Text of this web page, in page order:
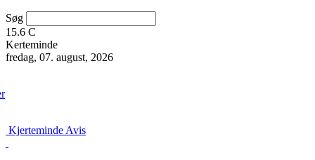
Søg
15.6 C
Kerteminde
fredag, 07. august, 2026
Kjerteminde Avis